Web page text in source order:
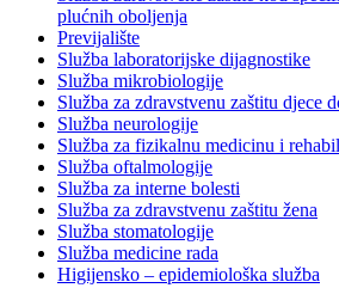
plućnih oboljenja
Previjalište
Služba laboratorijske dijagnostike
Služba mikrobiologije
Služba za zdravstvenu zaštitu djece
Služba neurologije
Služba za fizikalnu medicinu i
Služba oftalmologije
Služba za interne bolesti
Služba za zdravstvenu zaštitu žena
Služba stomatologije
Služba medicine rada
Higijensko – epidemiološka služba